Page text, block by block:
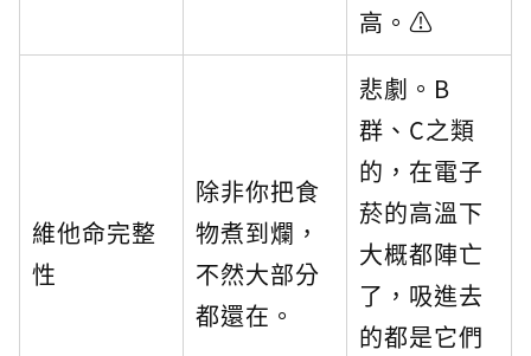
高。⚠️
維他命完整
性
除非你把食
物煮到爛，
不然大部分
都還在。
悲劇。B
群、C之類
的，在電子
菸的高溫下
大概都陣亡
了，吸進去
的都是它們